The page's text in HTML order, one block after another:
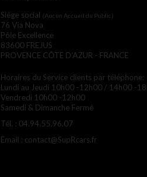
Siège social (Aucun Accueil du Public)
76 Via Nova
Pôle Excellence
83600 FREJUS
PROVENCE CÔTE D'AZUR - FRANCE
Horaires du Service clients par téléphone:
Lundi au Jeudi 10h00 -12h00 / 14h00 -
Vendredi 10h00 -12h00
Samedi & Dimanche Fermé
Tél. : 04.94.55.96.07
Email : contact@SupRcars.fr